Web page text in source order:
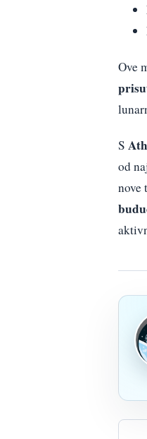
Ove
S
od
nove